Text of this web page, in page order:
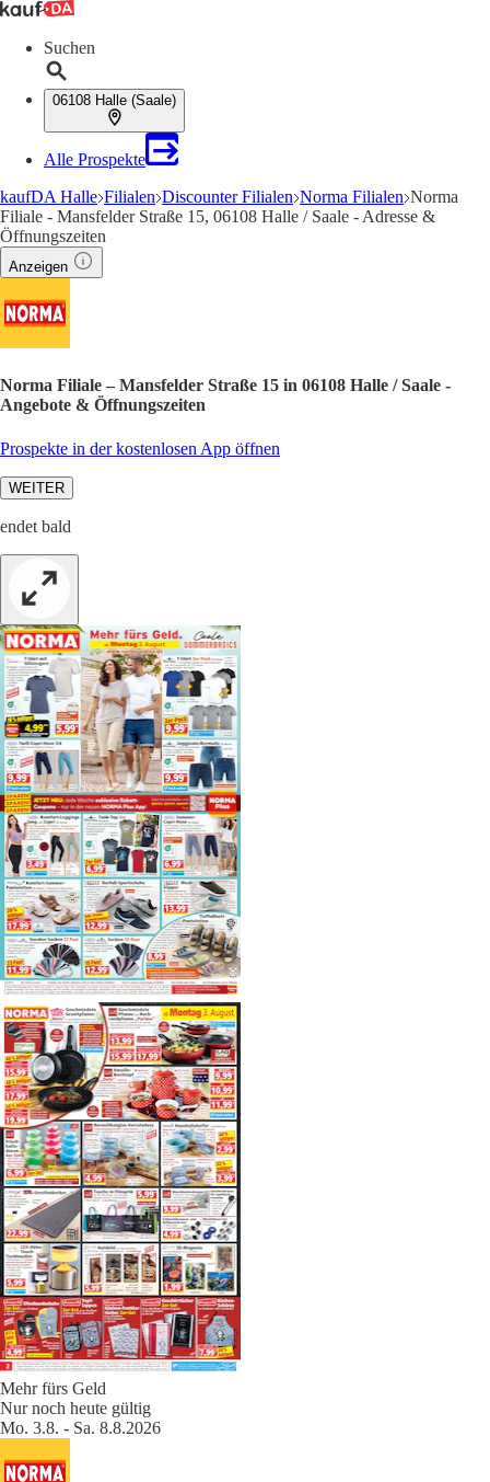
Suchen
06108 Halle (Saale)
Alle Prospekte
kaufDA Halle Filialen Discounter Filialen Norma Filialen Norma
Filiale - Mansfelder Straße 15, 06108 Halle / Saale - Adresse &
Öffnungszeiten
Anzeigen
Norma Filiale – Mansfelder Straße 15 in 06108 Halle / Saale -
Angebote & Öffnungszeiten
Prospekte in der kostenlosen App öffnen
WEITER
endet bald
Mehr fürs Geld
Nur noch heute gültig
Mo. 3.8. - Sa. 8.8.2026